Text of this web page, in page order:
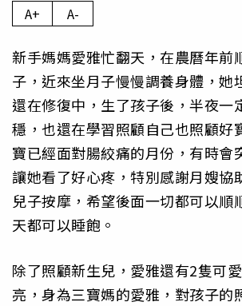
A+ A-
新手媽媽愛雅忙翻天，在農曆年前
子，近來坐月子慢慢調養身體，她
還在修復中，生了孩子後，半夜一
穩，也還在學習照顧自己也照顧好
寶已經面對腸絞痛的月份，有時會
讓她看了好心疼，特別感謝月嫂協
兒子按摩，希望後面一切都可以順
天都可以睡飽。
除了照顧新生兒，愛雅還有2隻可
亮，身為三寶媽的愛雅，對孩子的